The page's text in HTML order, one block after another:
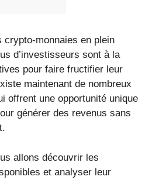
crypto-monnaies en plein
d’investisseurs sont à la
pour faire fructifier leur
maintenant de nombreux
offrent une opportunité unique
générer des revenus sans
allons découvrir les
et analyser leur